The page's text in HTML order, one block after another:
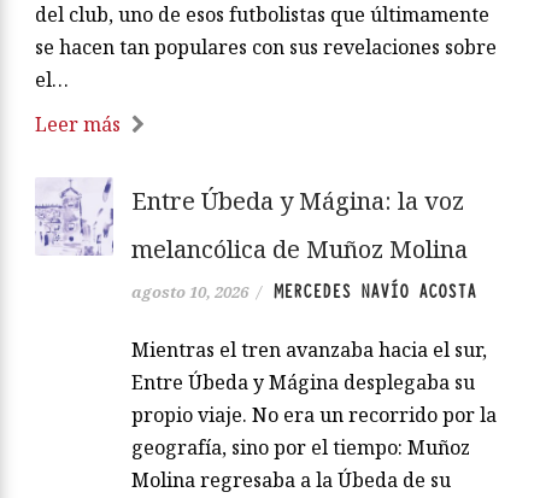
del club, uno de esos futbolistas que últimamente
se hacen tan populares con sus revelaciones sobre
el…
Leer más
Entre Úbeda y Mágina: la voz
melancólica de Muñoz Molina
agosto 10, 2026 / MERCEDES NAVÍO ACOSTA
Mientras el tren avanzaba hacia el sur,
Entre Úbeda y Mágina desplegaba su
propio viaje. No era un recorrido por la
geografía, sino por el tiempo: Muñoz
Molina regresaba a la Úbeda de su